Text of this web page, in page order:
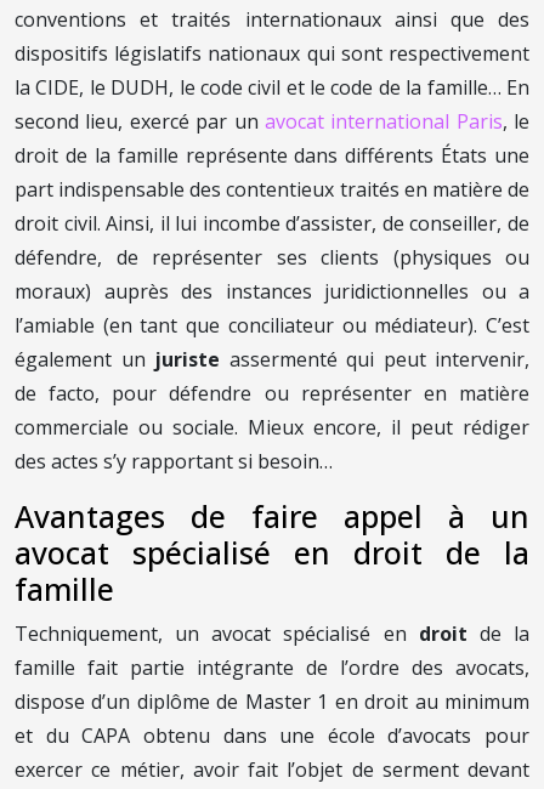
conventions et traités internationaux ainsi que des
dispositifs législatifs nationaux qui sont respectivement
la CIDE, le DUDH, le code civil et le code de la famille… En
second lieu, exercé par un avocat international Paris, le
droit de la famille représente dans différents États une
part indispensable des contentieux traités en matière de
droit civil. Ainsi, il lui incombe d’assister, de conseiller, de
défendre, de représenter ses clients (physiques ou
moraux) auprès des instances juridictionnelles ou a
l’amiable (en tant que conciliateur ou médiateur). C’est
également un juriste assermenté qui peut intervenir,
de facto, pour défendre ou représenter en matière
commerciale ou sociale. Mieux encore, il peut rédiger
des actes s’y rapportant si besoin…
Avantages de faire appel à un
avocat spécialisé en droit de la
famille
Techniquement, un avocat spécialisé en droit de la
famille fait partie intégrante de l’ordre des avocats,
dispose d’un diplôme de Master 1 en droit au minimum
et du CAPA obtenu dans une école d’avocats pour
exercer ce métier, avoir fait l’objet de serment devant